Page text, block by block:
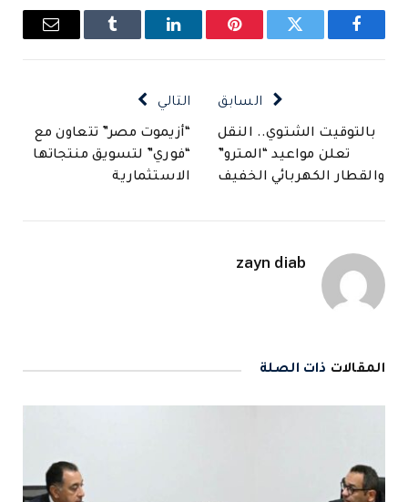
فيسبوك تويتر بينتيريستلينكدإن Tumblr
البريد
السابق
بالتوقيت الشتوي.. النقل
تعلن مواعيد “المترو”
والقطار الكهربائي الخفيف
التالي
“أزيموت مصر” تتعاون مع
“فوري” لتسويق منتجاتها
الاستثمارية
zayn diab
المقالات ذات الصلة